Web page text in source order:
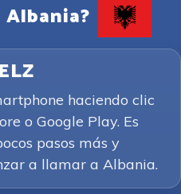
Albania?
haciendo clic
o Google Play. Es
pasos más y
a llamar a Albania.